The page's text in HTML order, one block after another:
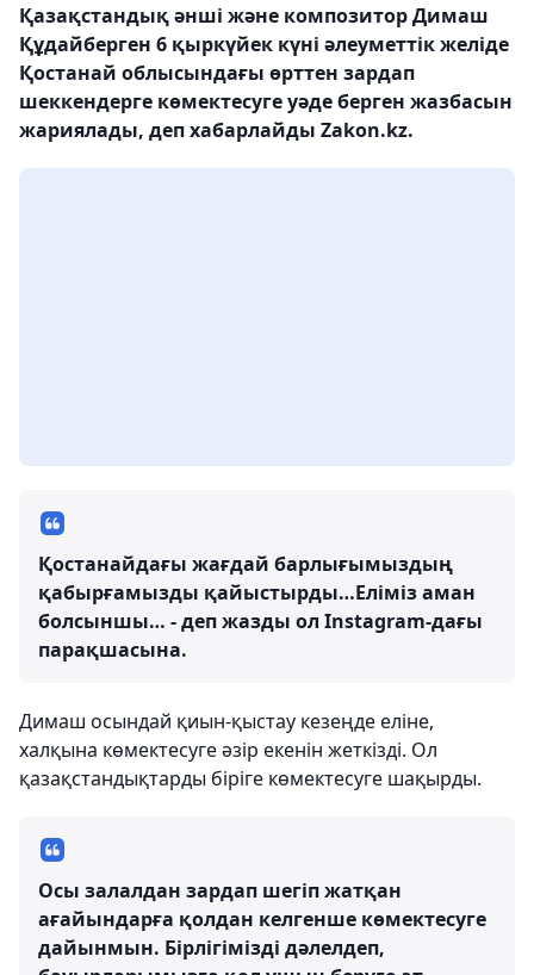
Қазақстандық әнші және композитор Димаш
Құдайберген 6 қыркүйек күні әлеуметтік желіде
Қостанай облысындағы өрттен зардап
шеккендерге көмектесуге уәде берген жазбасын
жариялады, деп хабарлайды Zakon.kz.
Қостанайдағы жағдай барлығымыздың
қабырғамызды қайыстырды…Еліміз аман
болсыншы… - деп жазды ол Instagram-дағы
парақшасына.
Димаш осындай қиын-қыстау кезеңде еліне,
халқына көмектесуге әзір екенін жеткізді. Ол
қазақстандықтарды біріге көмектесуге шақырды.
Осы залалдан зардап шегіп жатқан
ағайындарға қолдан келгенше көмектесуге
дайынмын. Бірлігімізді дәлелдеп,